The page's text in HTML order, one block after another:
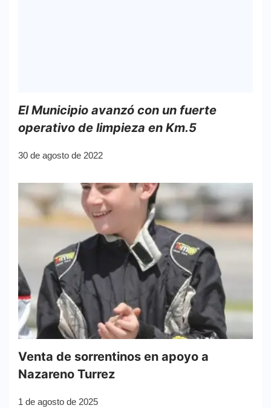
El Municipio avanzó con un fuerte
operativo de limpieza en Km.5
30 de agosto de 2022
Venta de sorrentinos en apoyo a
Nazareno Turrez
1 de agosto de 2025